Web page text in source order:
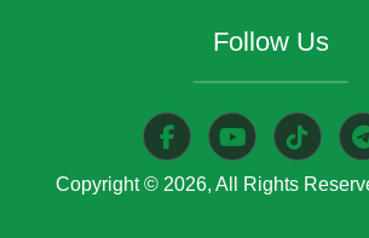
ម៉ាណែត នាយកដ្ឋមន្រ្តី។​​ ឧកញ៉ា
បញ្ជាក់ថា ជាលទ្ធផលត្រឹមប្រាំ
ពីរខែនេះ កម្ពុជានាំចេញបាន
ជាង៧០៧ ៤៧១តោន​ ធៀបនឹង
ឆ្នាំមុន​មានកំណើន៤០ភាគរយ
ហើយ​នំអា
ប្រភេទ​ ដ
ក្នុងតំបន់​និ
លើកឡើង​
១៩ ​នំចំណី​ដ
ប្រមាណពី១៩០ ទៅ២០៥លាន
ឡើងពី២៦ ទៅ៣៧,៦ភាគរយ
ប្រៀបធៀបនឹងរយៈពេលដូចគ្នា
ប្រតិបត្តិកា
គ្រប់គ្រងស
មន្ត្រីអាហ្
Follow Us
Copyright © 2026, All Rights